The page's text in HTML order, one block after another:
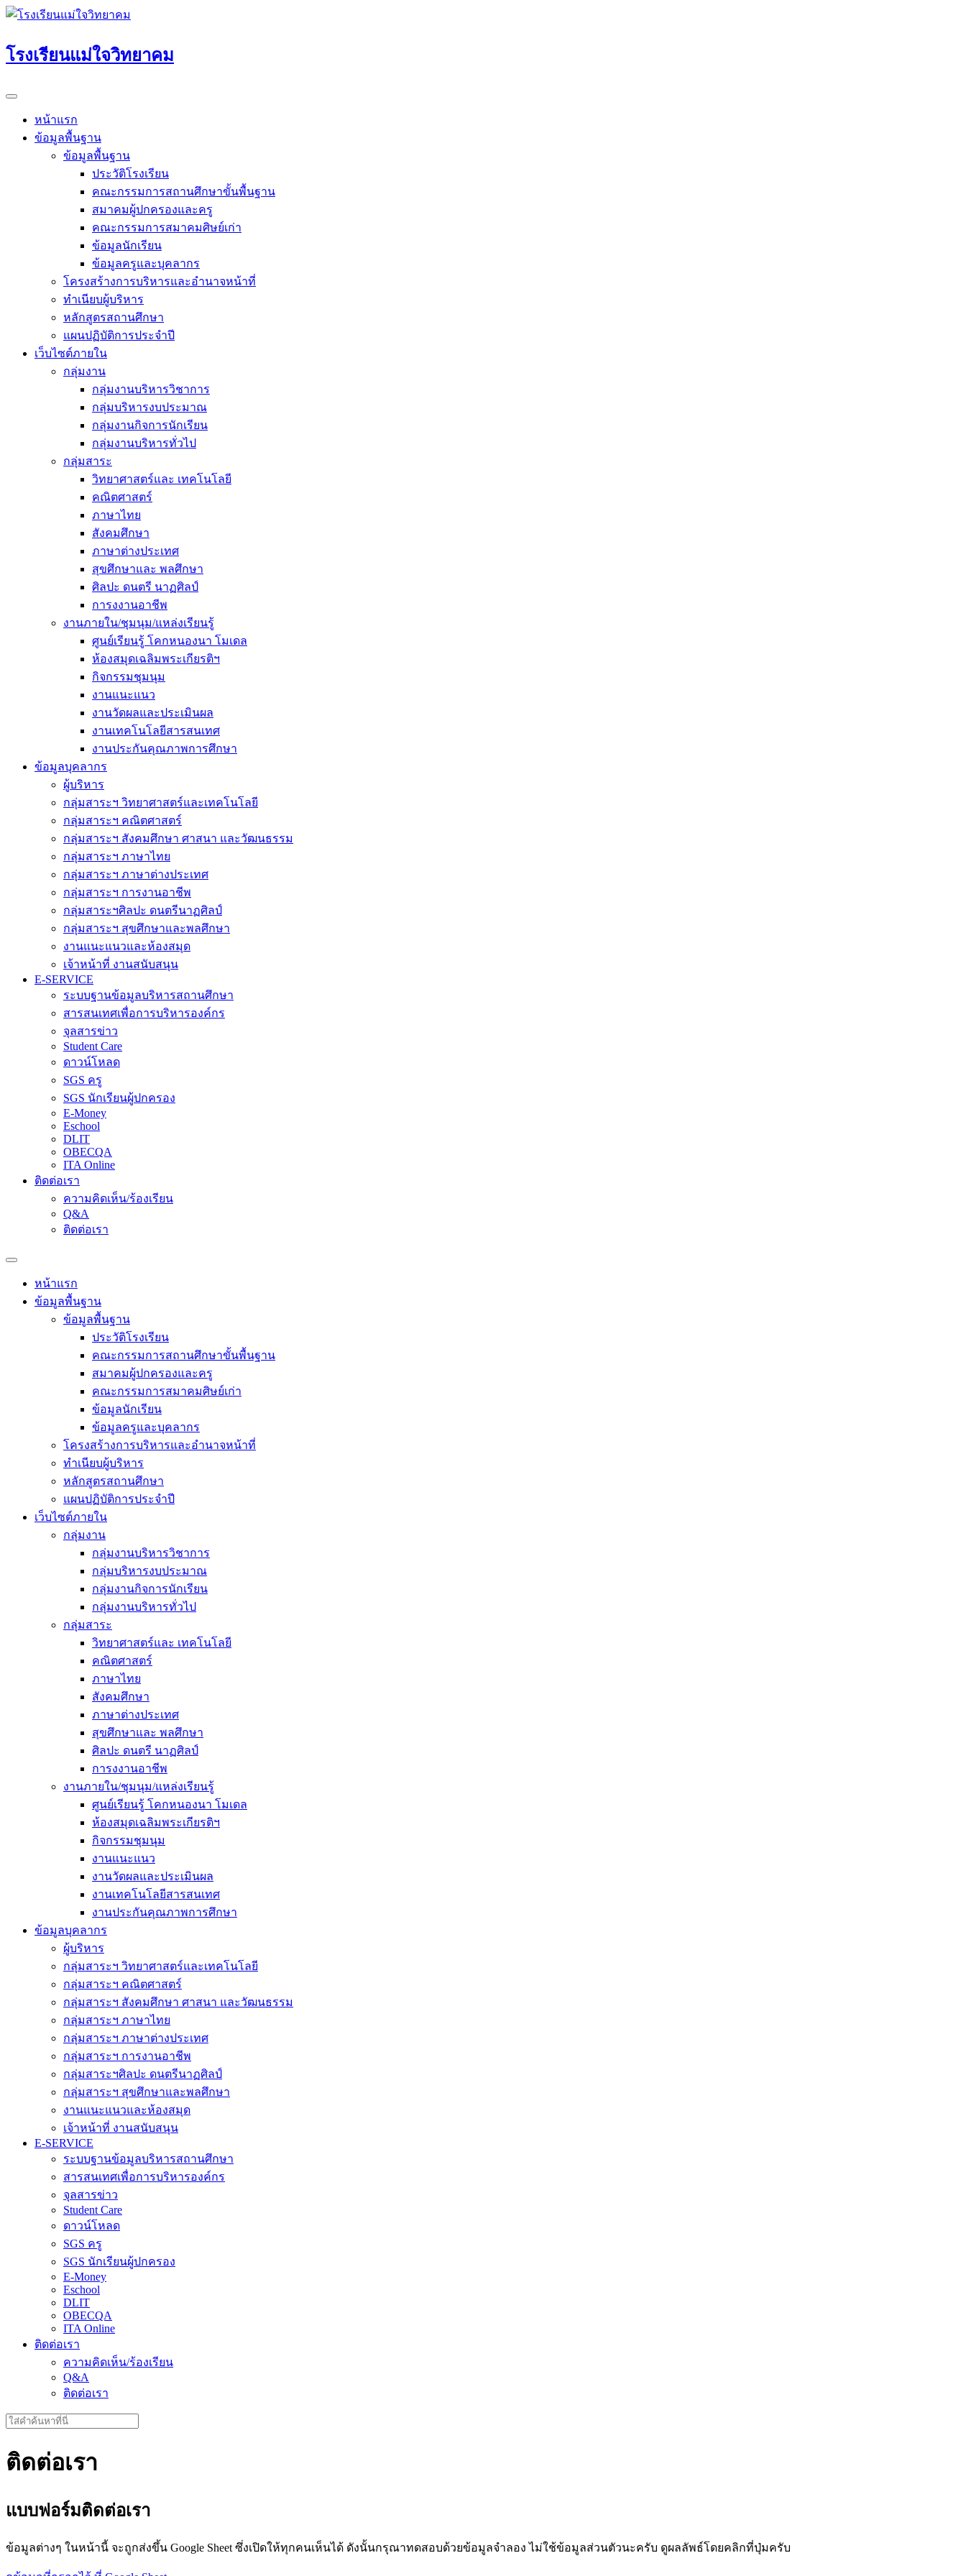
Skip
โรงเรียนแม่ใจวิทยาคม
หน้าแรก
ข้อมูลพื้นฐาน
ข้อมูลพื้นฐาน
ประวัติโรงเรียน
คณะกรรมการสถานศึกษาขั้นพื้นฐาน
สมาคมผู้ปกครองและครู
คณะกรรมการสมาคมศิษย์เก่า
ข้อมูลนักเรียน
ข้อมูลครูและบุคลากร
โครงสร้างการบริหารและอำนาจหน้าที่
ทำเนียบผู้บริหาร
หลักสูตรสถานศึกษา
แผนปฏิบัติการประจำปี
เว็บไซต์ภายใน
กลุ่มงาน
กลุ่มงานบริหารวิชาการ
กลุ่มบริหารงบประมาณ
กลุ่มงานกิจการนักเรียน
กลุ่มงานบริหารทั่วไป
กลุ่มสาระ
วิทยาศาสตร์และ เทคโนโลยี
คณิตศาสตร์
ภาษาไทย
สังคมศึกษา
ภาษาต่างประเทศ
สุขศึกษาและ พลศึกษา
ศิลปะ ดนตรี นาฏศิลป์
การงงานอาชีพ
งานภายใน/ชุมนุม/แหล่งเรียนรู้
ศูนย์เรียนรู้ โคกหนองนา โมเดล
ห้องสมุดเฉลิมพระเกียรติฯ
กิจกรรมชุมนุม
งานแนะแนว
งานวัดผลและประเมินผล
งานเทคโนโลยีสารสนเทศ
งานประกันคุณภาพการศึกษา
ข้อมูลบุคลากร
ผู้บริหาร
กลุ่มสาระฯ วิทยาศาสตร์และเทคโนโลยี
กลุ่มสาระฯ คณิตศาสตร์
กลุ่มสาระฯ สังคมศึกษา ศาสนา และวัฒนธรรม
กลุ่มสาระฯ ภาษาไทย
กลุ่มสาระฯ ภาษาต่างประเทศ
กลุ่มสาระฯ การงานอาชีพ
กลุ่มสาระฯศิลปะ ดนตรีนาฏศิลป์
กลุ่มสาระฯ สุขศึกษาและพลศึกษา
งานแนะแนวและห้องสมุด
เจ้าหน้าที่ งานสนับสนุน
E-SERVICE
ระบบฐานข้อมูลบริหารสถานศึกษา
สารสนเทศเพื่อการบริหารองค์กร
จุลสารข่าว
Student Care
ดาวน์โหลด
SGS ครู
SGS นักเรียนผู้ปกครอง
E-Money
Eschool
DLIT
OBECQA
ITA Online
ติดต่อเรา
ความคิดเห็น/ร้องเรียน
Q&A
ติดต่อเรา
หน้าแรก
ข้อมูลพื้นฐาน
ข้อมูลพื้นฐาน
ประวัติโรงเรียน
คณะกรรมการสถานศึกษาขั้นพื้นฐาน
สมาคมผู้ปกครองและครู
คณะกรรมการสมาคมศิษย์เก่า
ข้อมูลนักเรียน
ข้อมูลครูและบุคลากร
โครงสร้างการบริหารและอำนาจหน้าที่
ทำเนียบผู้บริหาร
หลักสูตรสถานศึกษา
แผนปฏิบัติการประจำปี
เว็บไซต์ภายใน
กลุ่มงาน
กลุ่มงานบริหารวิชาการ
กลุ่มบริหารงบประมาณ
กลุ่มงานกิจการนักเรียน
กลุ่มงานบริหารทั่วไป
กลุ่มสาระ
วิทยาศาสตร์และ เทคโนโลยี
คณิตศาสตร์
ภาษาไทย
สังคมศึกษา
ภาษาต่างประเทศ
สุขศึกษาและ พลศึกษา
ศิลปะ ดนตรี นาฏศิลป์
การงงานอาชีพ
งานภายใน/ชุมนุม/แหล่งเรียนรู้
ศูนย์เรียนรู้ โคกหนองนา โมเดล
ห้องสมุดเฉลิมพระเกียรติฯ
กิจกรรมชุมนุม
งานแนะแนว
งานวัดผลและประเมินผล
งานเทคโนโลยีสารสนเทศ
งานประกันคุณภาพการศึกษา
ข้อมูลบุคลากร
ผู้บริหาร
กลุ่มสาระฯ วิทยาศาสตร์และเทคโนโลยี
กลุ่มสาระฯ คณิตศาสตร์
กลุ่มสาระฯ สังคมศึกษา ศาสนา และวัฒนธรรม
กลุ่มสาระฯ ภาษาไทย
กลุ่มสาระฯ ภาษาต่างประเทศ
กลุ่มสาระฯ การงานอาชีพ
กลุ่มสาระฯศิลปะ ดนตรีนาฏศิลป์
กลุ่มสาระฯ สุขศึกษาและพลศึกษา
งานแนะแนวและห้องสมุด
เจ้าหน้าที่ งานสนับสนุน
E-SERVICE
ระบบฐานข้อมูลบริหารสถานศึกษา
สารสนเทศเพื่อการบริหารองค์กร
จุลสารข่าว
Student Care
ดาวน์โหลด
SGS ครู
SGS นักเรียนผู้ปกครอง
E-Money
Eschool
DLIT
OBECQA
ITA Online
ติดต่อเรา
ความคิดเห็น/ร้องเรียน
Q&A
ติดต่อเรา
Search
for:
ติดต่อเรา
แบบฟอร์มติดต่อเรา
ข้อมูลต่างๆ ในหน้านี้ จะถูกส่งขึ้น Google Sheet ซึ่งเปิดให้ทุกคนเห็นได้ ดังนั้นกรุณาทดสอบด้วยข้อมูลจำลอง ไม่ใช้ข้อมูลส่วนตัวนะครับ ดูผลลัพธ์โดยคลิกที่ปุ่มครับ